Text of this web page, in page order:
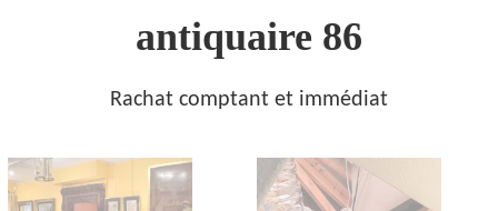
antiquaire 86
Rachat comptant et immédiat